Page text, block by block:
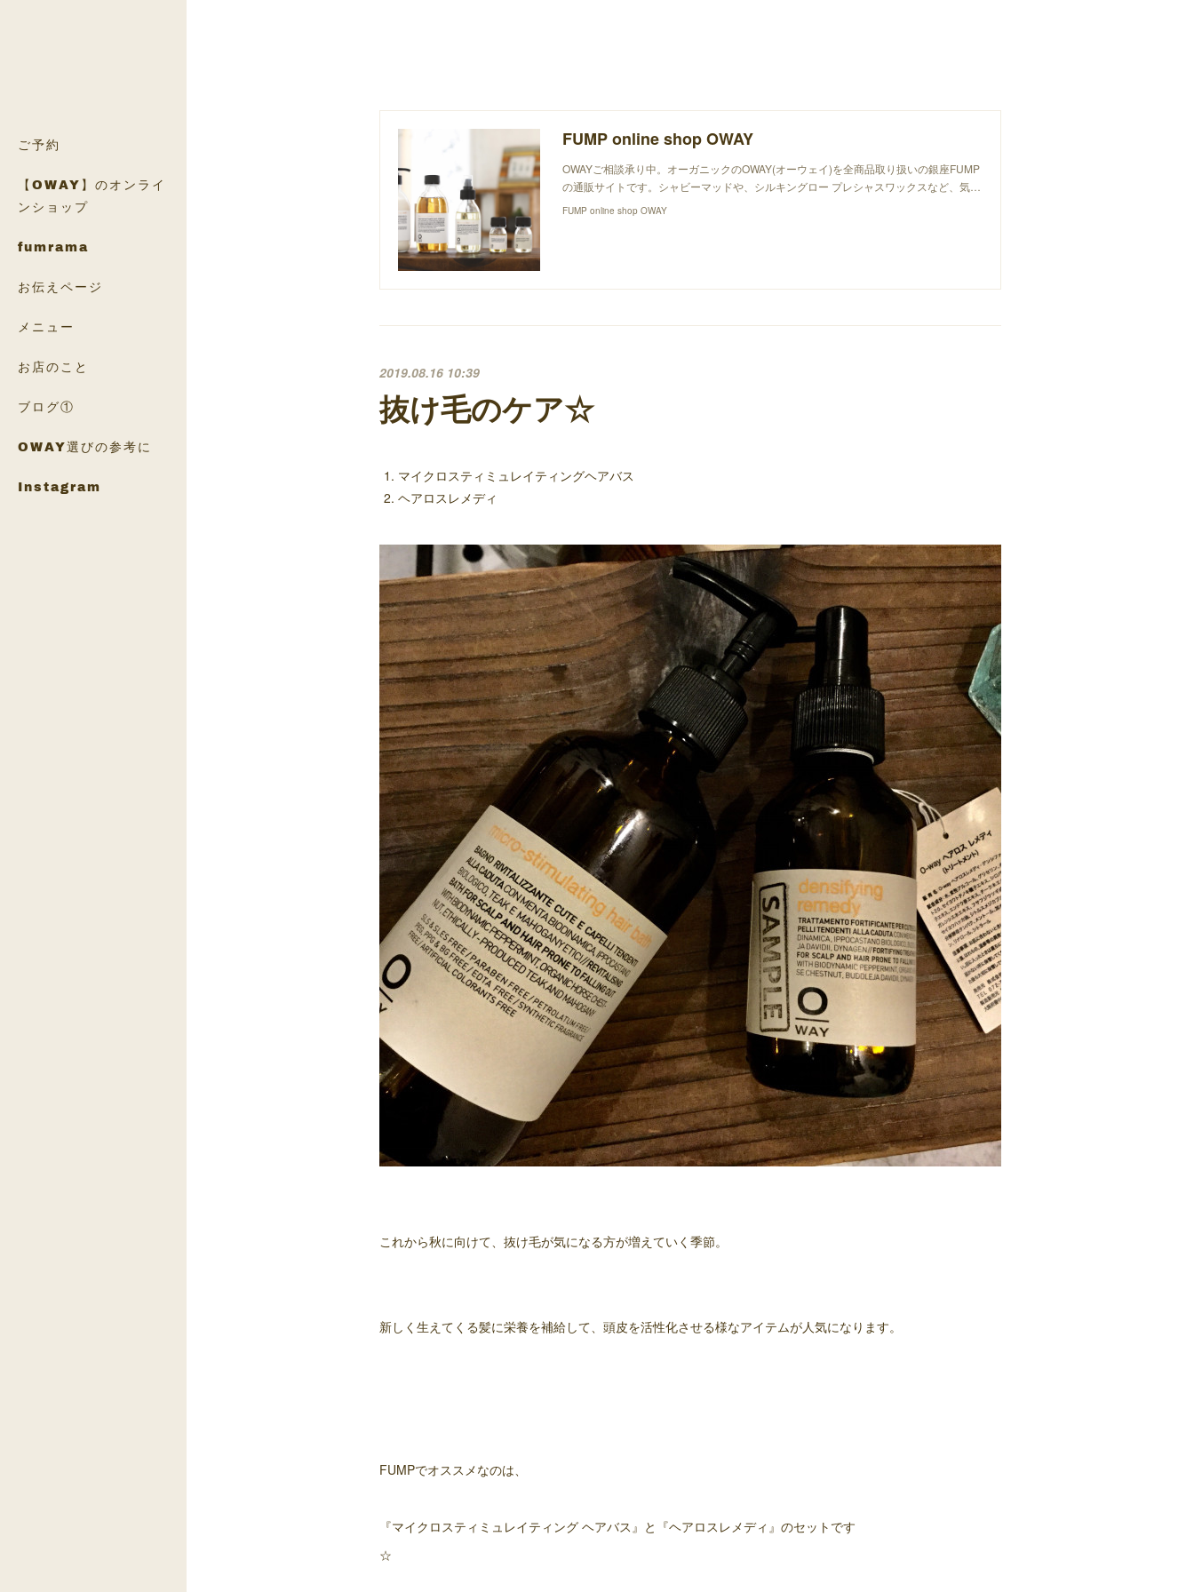
ご予約
【OWAY】のオンライ
ンショップ
fumrama
お伝えページ
メニュー
お店のこと
ブログ①
OWAY選びの参考に
Instagram
FUMP online shop OWAY
OWAYご相談承り中。オーガニックのOWAY(オーウェイ)を全商品取り扱いの銀座FUMP
の通販サイトです。シャビーマッドや、シルキングロー プレシャスワックスなど、気…
FUMP online shop OWAY
2019.08.16 10:39
抜け毛のケア☆
マイクロスティミュレイティングヘアバス
ヘアロスレメディ
これから秋に向けて、抜け毛が気になる方が増えていく季節。
新しく生えてくる髪に栄養を補給して、頭皮を活性化させる様なアイテムが人気になります。
FUMPでオススメなのは、
『マイクロスティミュレイティング ヘアバス』と『ヘアロスレメディ』のセットです
☆